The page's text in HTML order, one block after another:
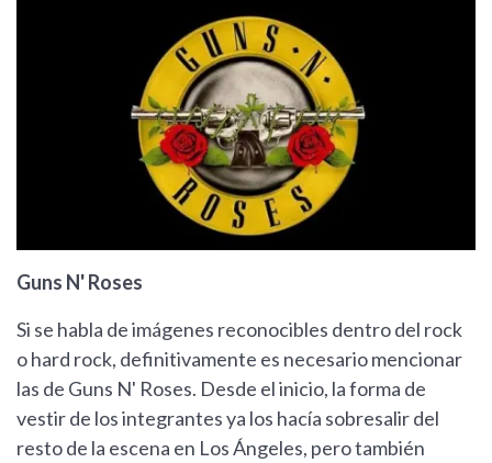
Guns N' Roses
Si se habla de imágenes reconocibles dentro del rock
o hard rock, definitivamente es necesario mencionar
las de Guns N' Roses. Desde el inicio, la forma de
vestir de los integrantes ya los hacía sobresalir del
resto de la escena en Los Ángeles, pero también